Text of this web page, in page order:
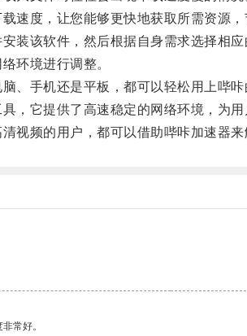
度，让您能够更快地获取所需资源，
该软件，然后根据自身需求选择相应
环境进行调整。
手机还是平板，都可以轻松用上哔咔
它提供了高速稳定的网络环境，为用
频的用户，都可以借助哔咔加速器来
常好。